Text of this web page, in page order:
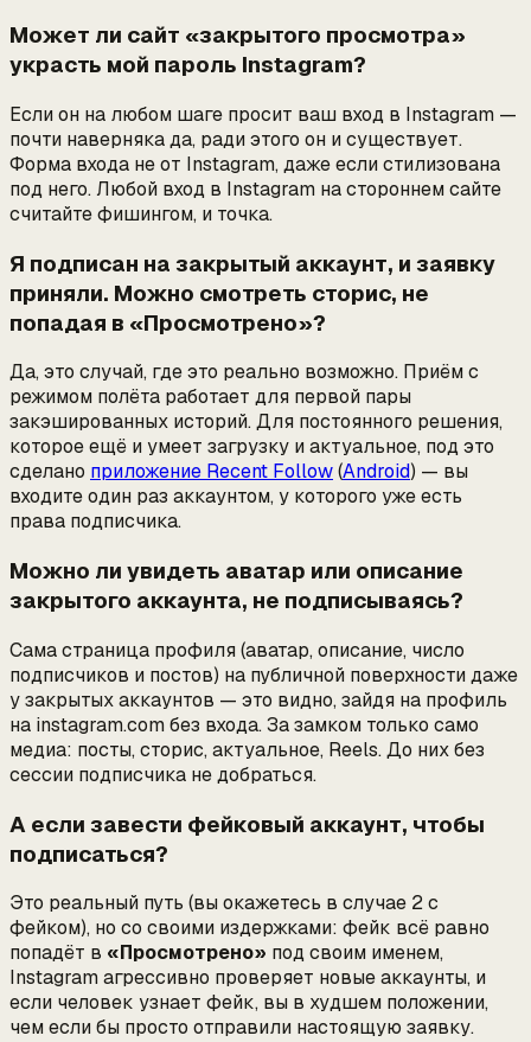
Может ли сайт «закрытого просмотра»
украсть мой пароль Instagram?
Если он на любом шаге просит ваш вход в Instagram —
почти наверняка да, ради этого он и существует.
Форма входа не от Instagram, даже если стилизована
под него. Любой вход в Instagram на стороннем сайте
считайте фишингом, и точка.
Я подписан на закрытый аккаунт, и заявку
приняли. Можно смотреть сторис, не
попадая в «Просмотрено»?
Да, это случай, где это реально возможно. Приём с
режимом полёта работает для первой пары
закэшированных историй. Для постоянного решения,
которое ещё и умеет загрузку и актуальное, под это
сделано приложение Recent Follow(Android) — вы
входите один раз аккаунтом, у которого уже есть
права подписчика.
Можно ли увидеть аватар или описание
закрытого аккаунта, не подписываясь?
Сама страница профиля (аватар, описание, число
подписчиков и постов) на публичной поверхности даже
у закрытых аккаунтов — это видно, зайдя на профиль
на instagram.com без входа. За замком только само
медиа: посты, сторис, актуальное, Reels. До них без
сессии подписчика не добраться.
А если завести фейковый аккаунт, чтобы
подписаться?
Это реальный путь (вы окажетесь в случае 2 с
фейком), но со своими издержками: фейк всё равно
попадёт в «Просмотрено» под своим именем,
Instagram агрессивно проверяет новые аккаунты, и
если человек узнает фейк, вы в худшем положении,
чем если бы просто отправили настоящую заявку.